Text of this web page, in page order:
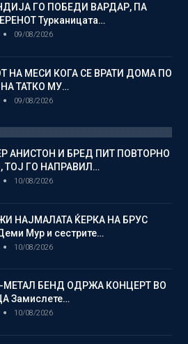
ГО ПОБЕДИ ВАРДАР, ПА
Турканицата…
09/08/2026
НА МЕСИ КОГА СЕ ВРАТИ ДОМА ПО
ТАТКО МУ…
09/08/2026
АНИСТОН И БРЕД ПИТ ПОВТОРНО
ТОЈ ГО НАПРАВИЛ…
10/08/2026
НАЈМАЛАТА ЌЕРКА НА БРУС
Мур и сестрите…
10/08/2026
МЕТАЛ БЕНД ОДРЖА КОНЦЕРТ ВО
Замислете…
10/08/2026